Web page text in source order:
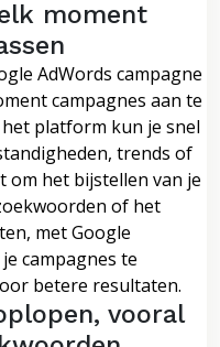
moment
AdWords campagne
campagnes aan te
platform kun je snel
trends of
om het bijstellen van je
of het
met Google
campagnes te
betere resultaten.
vooral